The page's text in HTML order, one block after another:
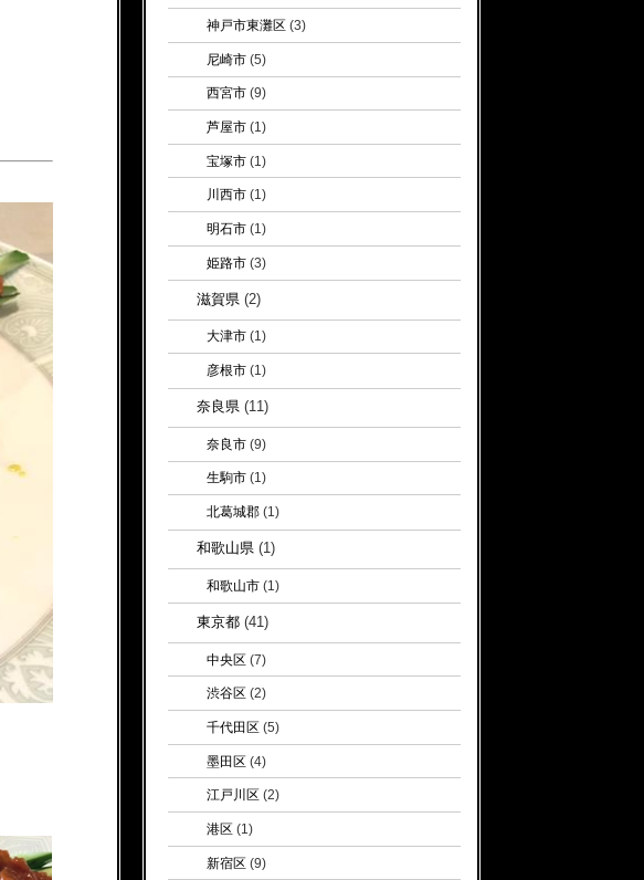
神戸市東灘区(3)
尼崎市(5)
西宮市(9)
芦屋市(1)
宝塚市(1)
川西市(1)
明石市(1)
姫路市(3)
滋賀県(2)
大津市(1)
彦根市(1)
奈良県(11)
奈良市(9)
生駒市(1)
北葛城郡(1)
和歌山県(1)
和歌山市(1)
東京都(41)
中央区(7)
渋谷区 (2)
千代田区(5)
墨田区(4)
江戸川区 (2)
港区(1)
新宿区(9)